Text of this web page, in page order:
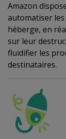
Amazon
automatiser les
héberge, en
sur leur
fluidifier les
destinataires.